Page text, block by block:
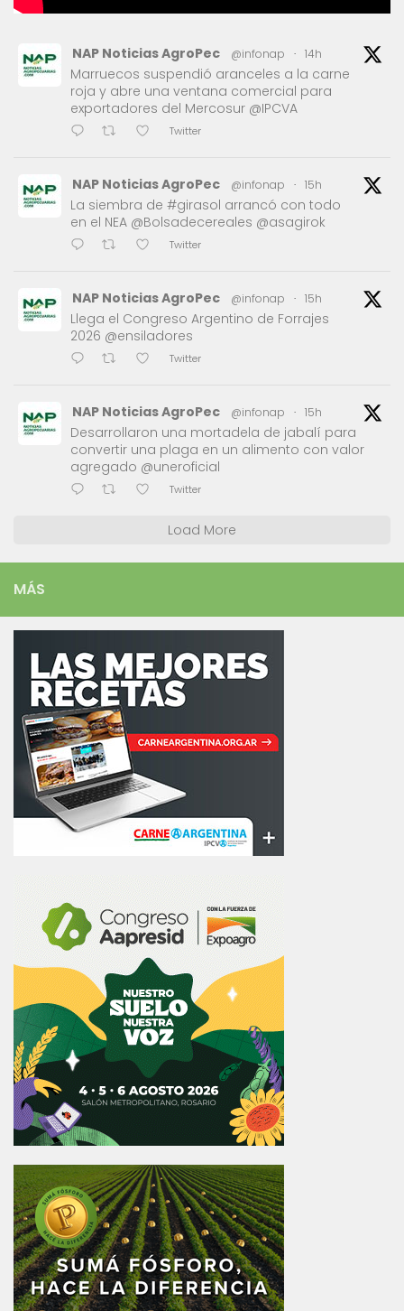
NAP Noticias AgroPec @infonap · 14h
Marruecos suspendió aranceles a la carne
roja y abre una ventana comercial para
exportadores del Mercosur @IPCVA
Twitter
NAP Noticias AgroPec @infonap · 15h
La siembra de #girasol arrancó con todo
en el NEA @Bolsadecereales @asagirok
Twitter
NAP Noticias AgroPec @infonap · 15h
Llega el Congreso Argentino de Forrajes
2026 @ensiladores
Twitter
NAP Noticias AgroPec @infonap · 15h
Desarrollaron una mortadela de jabalí para
convertir una plaga en un alimento con valor
agregado @uneroficial
Twitter
Load More
MÁS